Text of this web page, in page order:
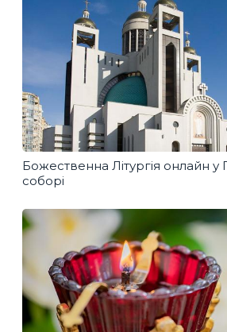
Божественна Літургія онлайн
соборі